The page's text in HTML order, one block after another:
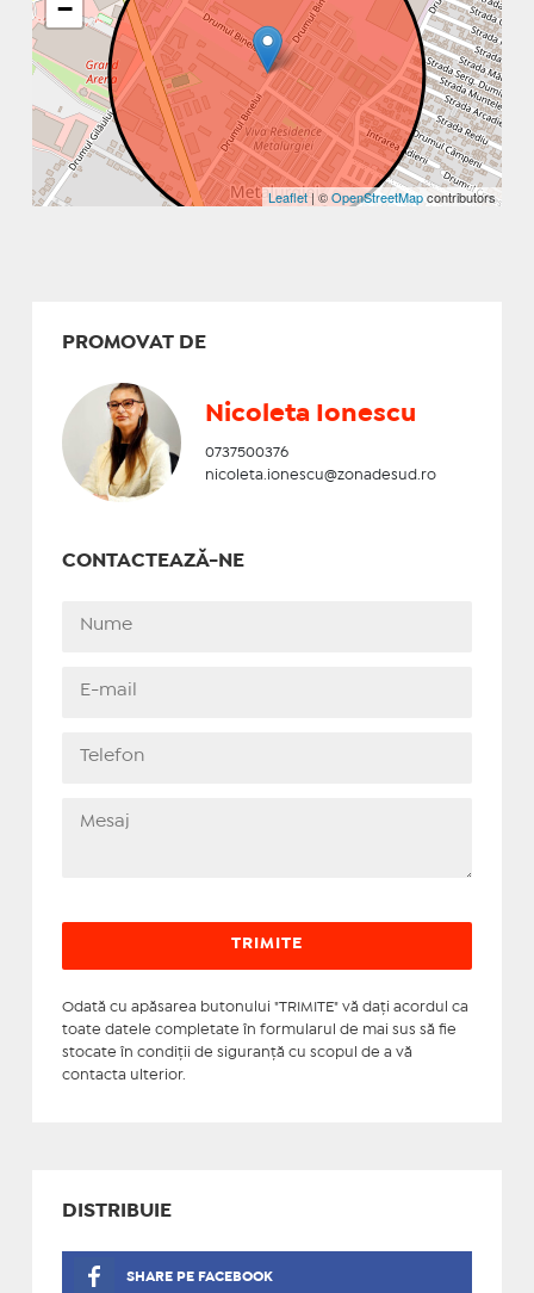
−
Leaflet | ©OpenStreetMapcontributors
PROMOVAT DE
Nicoleta Ionescu
0737500376
nicoleta.ionescu@zonadesud.ro
CONTACTEAZĂ-NE
Odată cu apăsarea butonului "TRIMITE" vă daţi acordul ca
toate datele completate în formularul de mai sus să fie
stocate în condiţii de siguranţă cu scopul de a vă
contacta ulterior.
DISTRIBUIE
SHARE PE FACEBOOK